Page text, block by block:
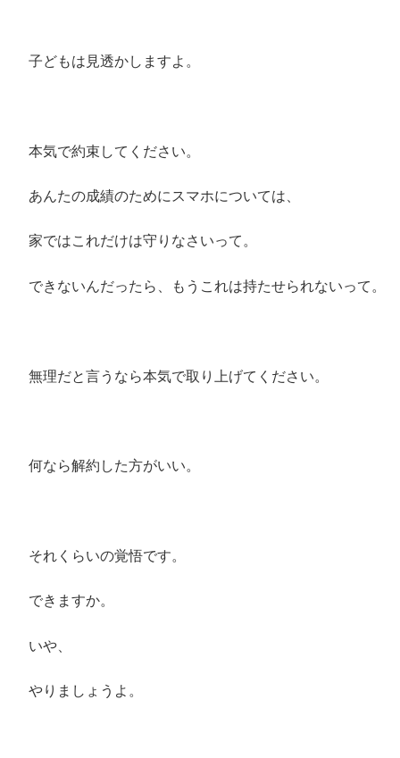
子どもは見透かしますよ。
本気で約束してください。
あんたの成績のためにスマホについては、
家ではこれだけは守りなさいって。
できないんだったら、もうこれは持たせられないって。
無理だと言うなら本気で取り上げてください。
何なら解約した方がいい。
それくらいの覚悟です。
できますか。
いや、
やりましょうよ。